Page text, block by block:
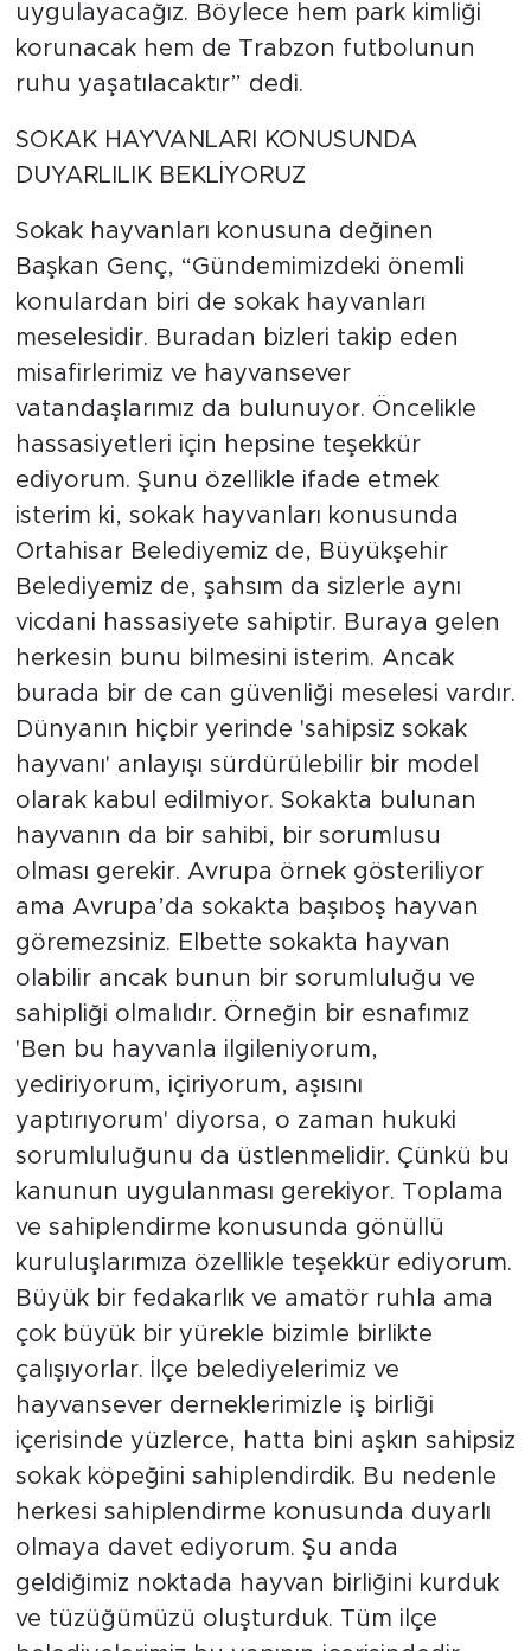
uygulayacağız. Böylece hem park kimliği
korunacak hem de Trabzon futbolunun
ruhu yaşatılacaktır” dedi.
SOKAK HAYVANLARI KONUSUNDA
DUYARLILIK BEKLİYORUZ
Sokak hayvanları konusuna değinen
Başkan Genç, “Gündemimizdeki önemli
konulardan biri de sokak hayvanları
meselesidir. Buradan bizleri takip eden
misafirlerimiz ve hayvansever
vatandaşlarımız da bulunuyor. Öncelikle
hassasiyetleri için hepsine teşekkür
ediyorum. Şunu özellikle ifade etmek
isterim ki, sokak hayvanları konusunda
Ortahisar Belediyemiz de, Büyükşehir
Belediyemiz de, şahsım da sizlerle aynı
vicdani hassasiyete sahiptir. Buraya gelen
herkesin bunu bilmesini isterim. Ancak
burada bir de can güvenliği meselesi vardır.
Dünyanın hiçbir yerinde 'sahipsiz sokak
hayvanı' anlayışı sürdürülebilir bir model
olarak kabul edilmiyor. Sokakta bulunan
hayvanın da bir sahibi, bir sorumlusu
olması gerekir. Avrupa örnek gösteriliyor
ama Avrupa’da sokakta başıboş hayvan
göremezsiniz. Elbette sokakta hayvan
olabilir ancak bunun bir sorumluluğu ve
sahipliği olmalıdır. Örneğin bir esnafımız
'Ben bu hayvanla ilgileniyorum,
yediriyorum, içiriyorum, aşısını
yaptırıyorum' diyorsa, o zaman hukuki
sorumluluğunu da üstlenmelidir. Çünkü bu
kanunun uygulanması gerekiyor. Toplama
ve sahiplendirme konusunda gönüllü
kuruluşlarımıza özellikle teşekkür ediyorum.
Büyük bir fedakarlık ve amatör ruhla ama
çok büyük bir yürekle bizimle birlikte
çalışıyorlar. İlçe belediyelerimiz ve
hayvansever derneklerimizle iş birliği
içerisinde yüzlerce, hatta bini aşkın sahipsiz
sokak köpeğini sahiplendirdik. Bu nedenle
herkesi sahiplendirme konusunda duyarlı
olmaya davet ediyorum. Şu anda
geldiğimiz noktada hayvan birliğini kurduk
ve tüzüğümüzü oluşturduk. Tüm ilçe